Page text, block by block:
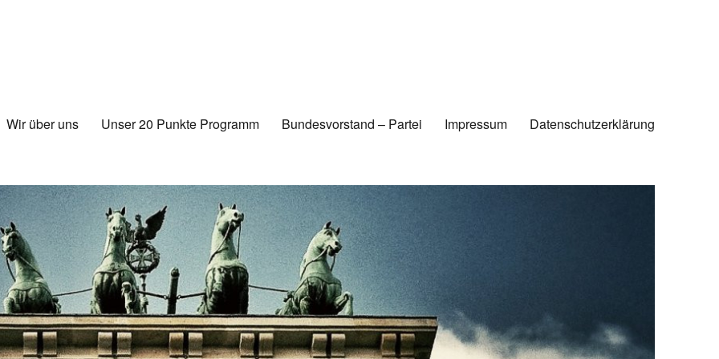
Wir über uns Unser 20 Punkte Programm Bundesvorstand – Partei Impressum Datenschutzerklärung